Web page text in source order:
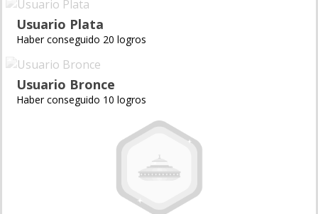
Usuario Plata
Haber conseguido 20 logros
Usuario Bronce
Haber conseguido 10 logros